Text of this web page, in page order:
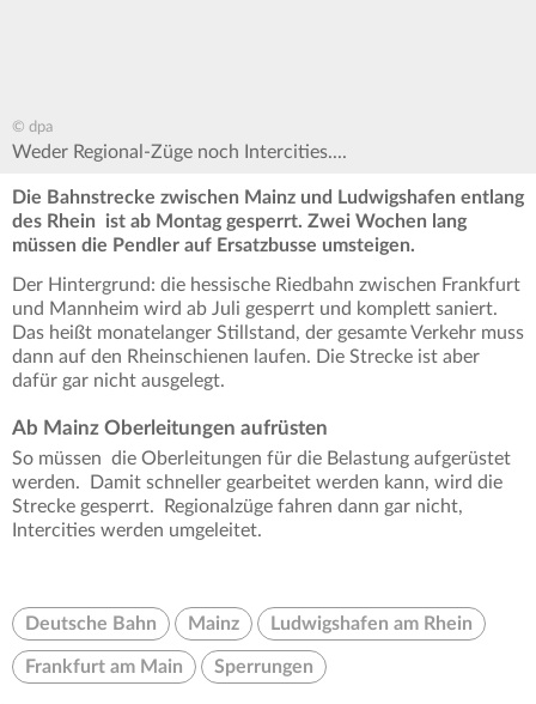
© dpa
Weder Regional-Züge noch Intercities....
Die Bahnstrecke zwischen Mainz und Ludwigshafen entlang
des Rhein ist ab Montag gesperrt. Zwei Wochen lang
müssen die Pendler auf Ersatzbusse umsteigen.
Der Hintergrund: die hessische Riedbahn zwischen Frankfurt
und Mannheim wird ab Juli gesperrt und komplett saniert.
Das heißt monatelanger Stillstand, der gesamte Verkehr muss
dann auf den Rheinschienen laufen. Die Strecke ist aber
dafür gar nicht ausgelegt.
Ab Mainz Oberleitungen aufrüsten
So müssen die Oberleitungen für die Belastung aufgerüstet
werden. Damit schneller gearbeitet werden kann, wird die
Strecke gesperrt. Regionalzüge fahren dann gar nicht,
Intercities werden umgeleitet.
Deutsche Bahn Mainz Ludwigshafen am Rhein
Frankfurt am Main Sperrungen